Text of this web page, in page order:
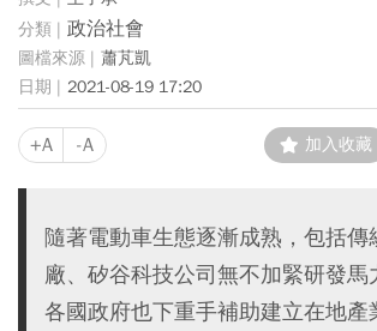
政治社會
蕭芃凱
2021-08-19 17:20
+A -A 加入收藏
隨著電動車生態逐漸成熟，包括傳
廠、矽谷科技公司無不加緊研發馬
各國政府也下重手補助建立在地產